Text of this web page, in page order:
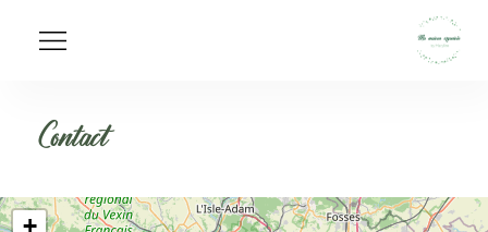
Contact
+